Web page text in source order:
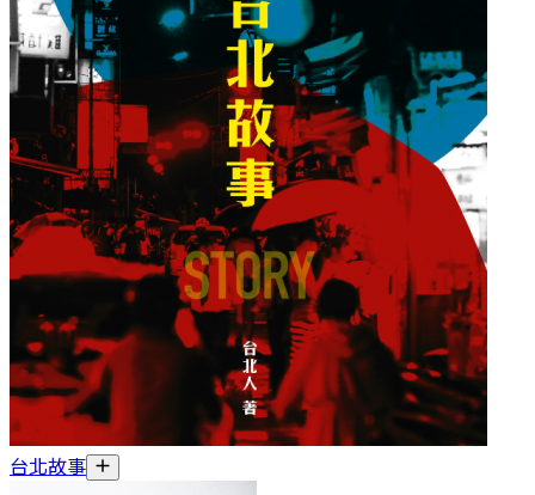
台北故事